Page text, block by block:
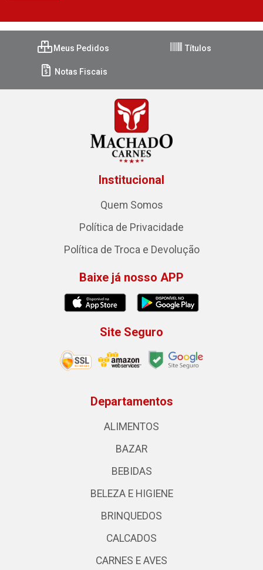
Meus Pedidos Títulos
Notas Fiscais
Institucional
Quem Somos
Política de Privacidade
Política de Troca e Devolução
Baixe já nosso APP
Site Seguro
Departamentos
ALIMENTOS
BAZAR
BEBIDAS
BELEZA E HIGIENE
BRINQUEDOS
CALCADOS
CARNES E AVES